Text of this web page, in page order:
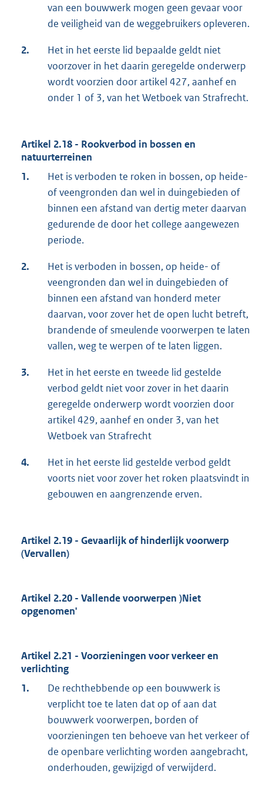
van een bouwwerk mogen geen gevaar voor
de veiligheid van de weggebruikers opleveren.
2.
Het in het eerste lid bepaalde geldt niet
voorzover in het daarin geregelde onderwerp
wordt voorzien door artikel 427, aanhef en
onder 1 of 3, van het Wetboek van Strafrecht.
Artikel 2.18 - Rookverbod in bossen en
natuurterreinen
1.
Het is verboden te roken in bossen, op heide-
of veengronden dan wel in duingebieden of
binnen een afstand van dertig meter daarvan
gedurende de door het college aangewezen
periode.
2.
Het is verboden in bossen, op heide- of
veengronden dan wel in duingebieden of
binnen een afstand van honderd meter
daarvan, voor zover het de open lucht betreft,
brandende of smeulende voorwerpen te laten
vallen, weg te werpen of te laten liggen.
3.
Het in het eerste en tweede lid gestelde
verbod geldt niet voor zover in het daarin
geregelde onderwerp wordt voorzien door
artikel 429, aanhef en onder 3, van het
Wetboek van Strafrecht
4.
Het in het eerste lid gestelde verbod geldt
voorts niet voor zover het roken plaatsvindt in
gebouwen en aangrenzende erven.
Artikel 2.19 - Gevaarlijk of hinderlijk voorwerp
(Vervallen)
Artikel 2.20 - Vallende voorwerpen )Niet
opgenomen'
Artikel 2.21 - Voorzieningen voor verkeer en
verlichting
1.
De rechthebbende op een bouwwerk is
verplicht toe te laten dat op of aan dat
bouwwerk voorwerpen, borden of
voorzieningen ten behoeve van het verkeer of
de openbare verlichting worden aangebracht,
onderhouden, gewijzigd of verwijderd.